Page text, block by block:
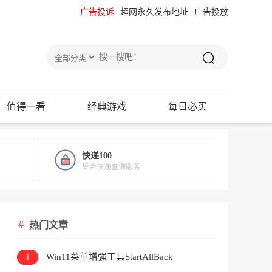
广告投放
超网永久发布地址
广告投诉
值得一看 经典游戏 每日必买
快递100
集合快递查询服务
热门文章
1
Win11菜单增强工具StartAllBack